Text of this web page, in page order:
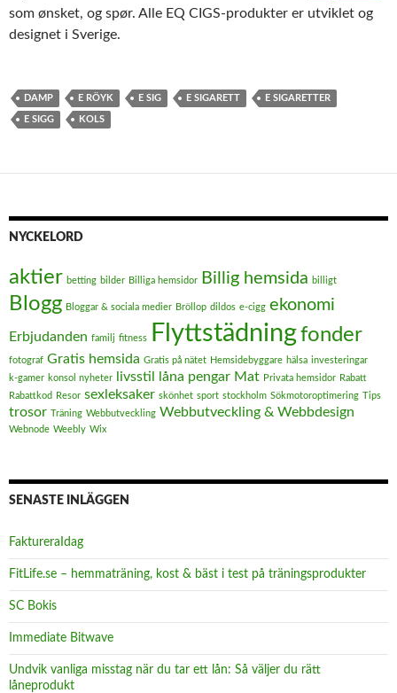
som ønsket, og spør. Alle EQ CIGS-produkter er utviklet og
designet i Sverige.
DAMP E RÖYK E SIG E SIGARETT E SIGARETTER
E SIGG KOLS
NYCKELORD
aktier betting bilder Billiga hemsidor Billig hemsida billigt
Blogg Bloggar & sociala medier Bröllop dildos e-cigg ekonomi
Erbjudanden familj fitness Flyttstädningfonder
fotograf Gratis hemsida Gratis på nätet Hemsidebyggare hälsa investeringar
k-gamer konsol nyheter livsstil låna pengar Mat Privata hemsidor Rabatt
Rabattkod
Resor sexleksaker skönhet sport stockholm Sökmotoroptimering Tips
trosor Träning Webbutveckling Webbutveckling & Webbdesign
Webnode Weebly Wix
SENASTE INLÄGGEN
FaktureraIdag
FitLife.se – hemmaträning, kost & bäst i test på träningsprodukter
SC Bokis
Immediate Bitwave
Undvik vanliga misstag när du tar ett lån: Så väljer du rätt
låneprodukt